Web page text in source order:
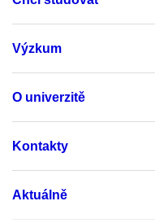
Výzkum
O univerzitě
Kontakty
Aktuálně